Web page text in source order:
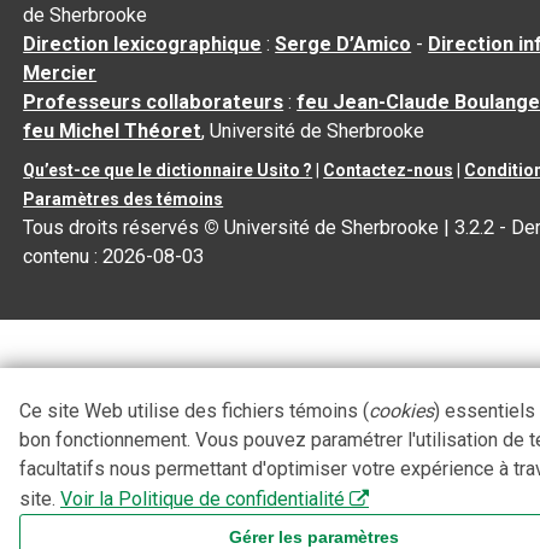
de Sherbrooke
Direction lexicographique :Serge D’Amico - Direction
Mercier
Professeurs collaborateurs :feu Jean-Claude
feu Michel Théoret, Université de Sherbrooke
Qu’est-ce que le dictionnaire Usito ? Contactez-nous
Paramètres des témoins
Tous droits réservés © Université de Sherbrooke |3.2.2 -
contenu :2026-08-03
Ce site Web utilise des fichiers témoins (cookies) essentiels
bon fonctionnement. Vous pouvez paramétrer l'utilisation de
facultatifs nous permettant d'optimiser votre expérience à
site. Voir la Politique de confidentialité
Gérer les paramètres